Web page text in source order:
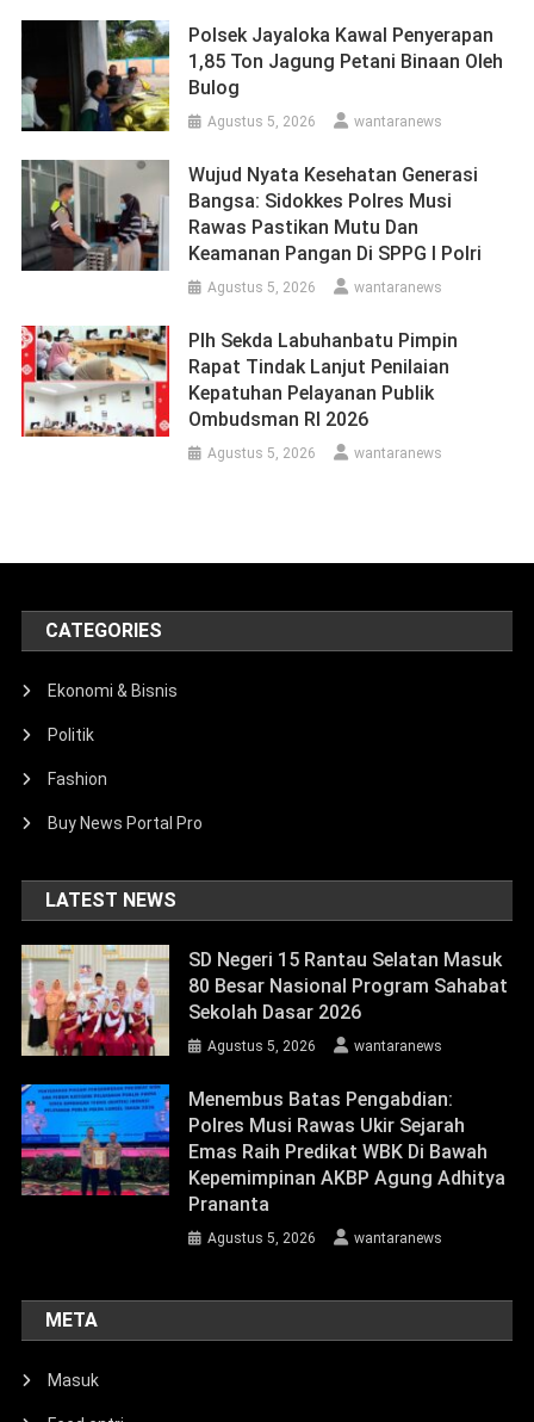
Polsek Jayaloka Kawal Penyerapan
1,85 Ton Jagung Petani Binaan Oleh
Bulog
Agustus 5, 2026 wantaranews
Wujud Nyata Kesehatan Generasi
Bangsa: Sidokkes Polres Musi
Rawas Pastikan Mutu Dan
Keamanan Pangan Di SPPG I Polri
Agustus 5, 2026 wantaranews
Plh Sekda Labuhanbatu Pimpin
Rapat Tindak Lanjut Penilaian
Kepatuhan Pelayanan Publik
Ombudsman RI 2026
Agustus 5, 2026 wantaranews
CATEGORIES
Ekonomi & Bisnis
Politik
Fashion
Buy News Portal Pro
LATEST NEWS
SD Negeri 15 Rantau Selatan Masuk
80 Besar Nasional Program Sahabat
Sekolah Dasar 2026
Agustus 5, 2026 wantaranews
Menembus Batas Pengabdian:
Polres Musi Rawas Ukir Sejarah
Emas Raih Predikat WBK Di Bawah
Kepemimpinan AKBP Agung Adhitya
Prananta
Agustus 5, 2026 wantaranews
META
Masuk